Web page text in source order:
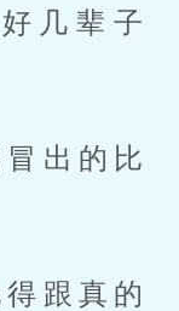
几辈子
出的比
跟真的